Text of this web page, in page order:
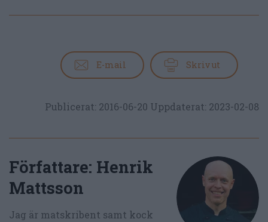
E-mail Skriv ut
Publicerat: 2016-06-20 Uppdaterat: 2023-02-08
Författare: Henrik
Mattsson
Jag är matskribent samt kock